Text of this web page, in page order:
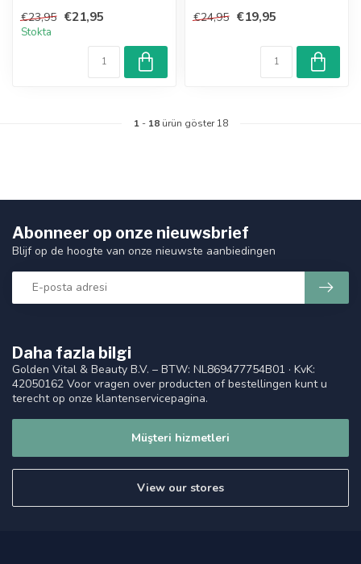
€23,95 €21,95
Stokta
€24,95 €19,95
1- 18ürün göster 18
Daha fazla bilgi
Golden Vital & Beauty B.V. – BTW: NL869477754B01 · KvK:
42050162 Voor vragen over producten of bestellingen kunt u
terecht op onze klantenservicepagina.
Müşteri hizmetleri
View our stores
Abonneer op onze nieuwsbrief
Blijf op de hoogte van onze nieuwste aanbiedingen